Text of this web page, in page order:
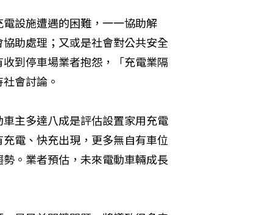
設施遭遇的困難，一一協助解
助處理；又或是社會對公共安全
到停車場業者抱怨，「充電業隔
會討論。
主多達八成是評估設置家用充電
電、快充出現，更多無自有車位
。業者預估，未來電動車輛成長